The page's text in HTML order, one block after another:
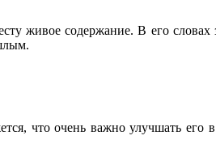
живое содержание. В его словах
что очень важно улучшать его